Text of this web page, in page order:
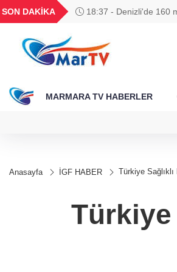
SON DAKİKA 18:37 - Denizli'de 160
BGN
27,9743
0,0018
MARMARA TV HABERLER
Anasayfa İGF HABER Türkiye
Türkiye